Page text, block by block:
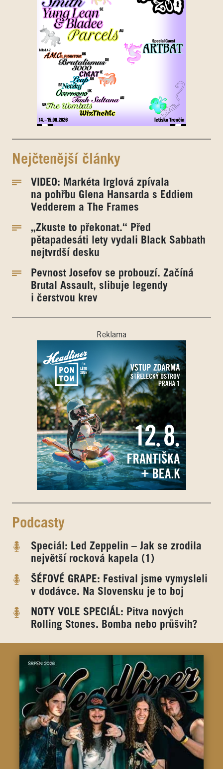
Nejčtenější články
VIDEO: Markéta Irglová zpívala
na pohřbu Glena Hansarda s Eddiem
Vedderem a The Frames
„Zkuste to překonat.“ Před
pětapadesáti lety vydali Black Sabbath
nejtvrdší desku
Pevnost Josefov se probouzí. Začíná
Brutal Assault, slibuje legendy
i čerstvou krev
Reklama
Podcasty
Speciál: Led Zeppelin – Jak se zrodila
největší rocková kapela (1)
ŠÉFOVÉ GRAPE: Festival jsme vymysleli
v dodávce. Na Slovensku je to boj
NOTY VOLE SPECIÁL: Pitva nových
Rolling Stones. Bomba nebo průšvih?